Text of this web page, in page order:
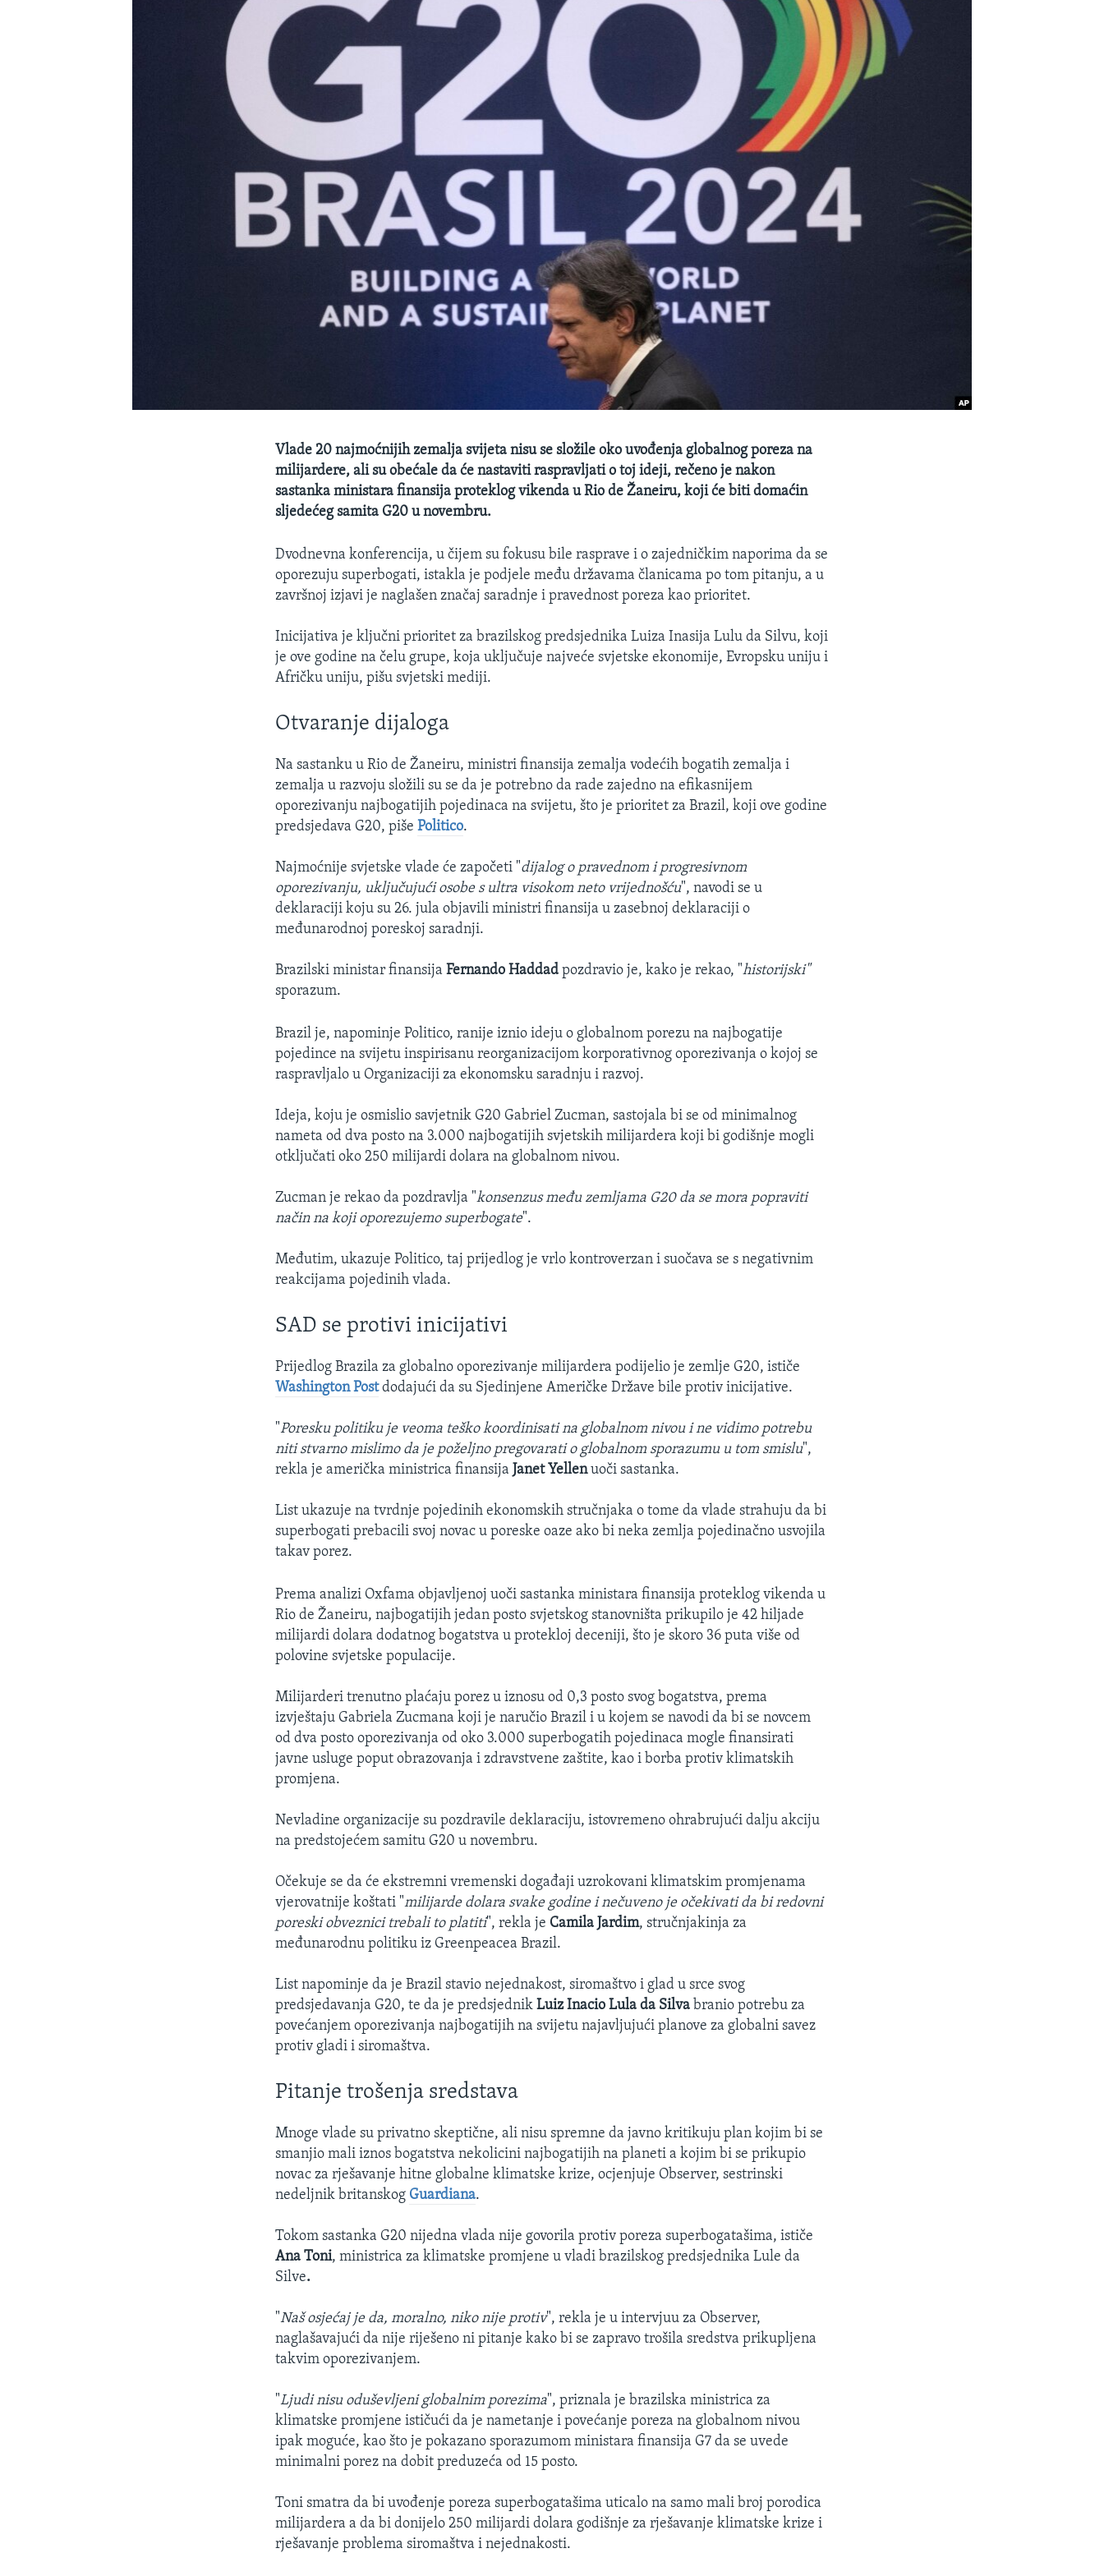
Vlade 20 najmoćnijih zemalja svijeta nisu se složile oko uvođenja globalnog poreza na
milijardere, ali su obećale da će nastaviti raspravljati o toj ideji, rečeno je nakon
sastanka ministara finansija proteklog vikenda u Rio de Žaneiru, koji će biti domaćin
sljedećeg samita G20 u novembru.
Dvodnevna konferencija, u čijem su fokusu bile rasprave i o zajedničkim naporima da se
oporezuju superbogati, istakla je podjele među državama članicama po tom pitanju, a u
završnoj izjavi je naglašen značaj saradnje i pravednost poreza kao prioritet.
Inicijativa je ključni prioritet za brazilskog predsjednika Luiza Inasija Lulu da Silvu, koji
je ove godine na čelu grupe, koja uključuje najveće svjetske ekonomije, Evropsku uniju i
Afričku uniju, pišu svjetski mediji.
Otvaranje dijaloga
Na sastanku u Rio de Žaneiru, ministri finansija zemalja vodećih bogatih zemalja i
zemalja u razvoju složili su se da je potrebno da rade zajedno na efikasnijem
oporezivanju najbogatijih pojedinaca na svijetu, što je prioritet za Brazil, koji ove godine
predsjedava G20, pišePolitico.
Najmoćnije svjetske vlade će započeti "dijalog o pravednom i progresivnom
oporezivanju, uključujući osobe s ultra visokom neto vrijednošću", navodi se u
deklaraciji koju su 26. jula objavili ministri finansija u zasebnoj deklaraciji o
međunarodnoj poreskoj saradnji.
Brazilski ministar finansijaFernando Haddadpozdravio je, kako je rekao, "historijski"
sporazum.
Brazil je, napominje Politico, ranije iznio ideju o globalnom porezu na najbogatije
pojedince na svijetu inspirisanu reorganizacijom korporativnog oporezivanja o kojoj se
raspravljalo u Organizaciji za ekonomsku saradnju i razvoj.
Ideja, koju je osmislio savjetnik G20 Gabriel Zucman, sastojala bi se od minimalnog
nameta od dva posto na 3.000 najbogatijih svjetskih milijardera koji bi godišnje mogli
otključati oko 250 milijardi dolara na globalnom nivou.
Zucman je rekao da pozdravlja "konsenzus među zemljama G20 da se mora popraviti
način na koji oporezujemo superbogate".
Međutim, ukazuje Politico, taj prijedlog je vrlo kontroverzan i suočava se s negativnim
reakcijama pojedinih vlada.
SAD se protivi inicijativi
Prijedlog Brazila za globalno oporezivanje milijardera podijelio je zemlje G20, ističe
Washington Postdodajući da su Sjedinjene Američke Države bile protiv inicijative.
"Poresku politiku je veoma teško koordinisati na globalnom nivou i ne vidimo potrebu
niti stvarno mislimo da je poželjno pregovarati o globalnom sporazumu u tom smislu",
rekla je američka ministrica finansija Janet Yellenuoči sastanka.
List ukazuje na tvrdnje pojedinih ekonomskih stručnjaka o tome da vlade strahuju da bi
superbogati prebacili svoj novac u poreske oaze ako bi neka zemlja pojedinačno usvojila
takav porez.
Prema analizi Oxfama objavljenoj uoči sastanka ministara finansija proteklog vikenda u
Rio de Žaneiru, najbogatijih jedan posto svjetskog stanovništa prikupilo je 42 hiljade
milijardi dolara dodatnog bogatstva u protekloj deceniji, što je skoro 36 puta više od
polovine svjetske populacije.
Milijarderi trenutno plaćaju porez u iznosu od 0,3 posto svog bogatstva, prema
izvještaju Gabriela Zucmana koji je naručio Brazil i u kojem se navodi da bi se novcem
od dva posto oporezivanja od oko 3.000 superbogatih pojedinaca mogle finansirati
javne usluge poput obrazovanja i zdravstvene zaštite, kao i borba protiv klimatskih
promjena.
Nevladine organizacije su pozdravile deklaraciju, istovremeno ohrabrujući dalju akciju
na predstojećem samitu G20 u novembru.
Očekuje se da će ekstremni vremenski događaji uzrokovani klimatskim promjenama
vjerovatnije koštati "milijarde dolara svake godine i nečuveno je očekivati da bi redovni
poreski obveznici trebali to platiti", rekla je Camila Jardim, stručnjakinja za
međunarodnu politiku iz Greenpeacea Brazil.
List napominje da je Brazil stavio nejednakost, siromaštvo i glad u srce svog
predsjedavanja G20, te da je predsjednikLuiz Inacio Lula da Silva branio potrebu za
povećanjem oporezivanja najbogatijih na svijetu najavljujući planove za globalni savez
protiv gladi i siromaštva.
Pitanje trošenja sredstava
Mnoge vlade su privatno skeptične, ali nisu spremne da javno kritikuju plan kojim bi se
smanjio mali iznos bogatstva nekolicini najbogatijih na planeti a kojim bi se prikupio
novac za rješavanje hitne globalne klimatske krize, ocjenjuje Observer, sestrinski
nedeljnik britanskog Guardiana.
Tokom sastanka G20 nijedna vlada nije govorila protiv poreza superbogatašima, ističe
Ana Toni, ministrica za klimatske promjene u vladi brazilskog predsjednika Lule da
Silve.
"Naš osjećaj je da, moralno, niko nije protiv", rekla je u intervjuu za Observer,
naglašavajući da nije riješeno ni pitanje kako bi se zapravo trošila sredstva prikupljena
takvim oporezivanjem.
"Ljudi nisu oduševljeni globalnim porezima", priznala je brazilska ministrica za
klimatske promjene ističući da je nametanje i povećanje poreza na globalnom nivou
ipak moguće, kao što je pokazano sporazumom ministara finansija G7 da se uvede
minimalni porez na dobit preduzeća od 15 posto.
Toni smatra da bi uvođenje poreza superbogatašima uticalo na samo mali broj porodica
milijardera a da bi donijelo 250 milijardi dolara godišnje za rješavanje klimatske krize i
rješavanje problema siromaštva i nejednakosti.